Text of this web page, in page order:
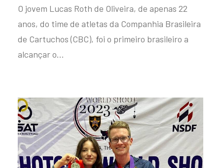
O jovem Lucas Roth de Oliveira, de apenas 22
anos, do time de atletas da Companhia Brasileira
de Cartuchos (CBC), foi o primeiro brasileiro a
alcançar o…